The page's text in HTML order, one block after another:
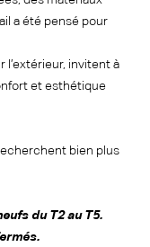
a été pensé pour
l’extérieur, invitent à
et esthétique
bien plus
du T2 au T5.